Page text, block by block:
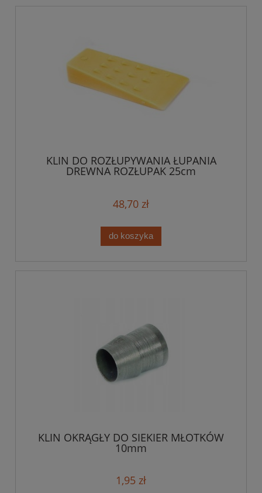
KLIN DO ROZŁUPYWANIA ŁUPANIA
DREWNA ROZŁUPAK 25cm
48,70 zł
do koszyka
KLIN OKRĄGŁY DO SIEKIER MŁOTKÓW
10mm
1,95 zł